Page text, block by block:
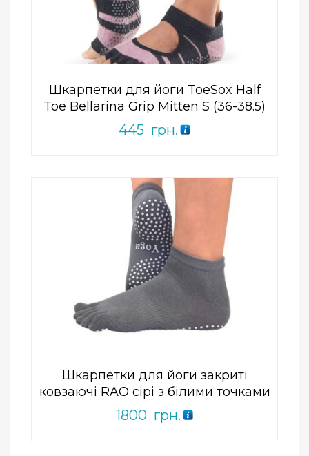
Шкарпетки для йоги ToeSox Half
Toe Bellarina Grip Mitten S (36-38.5)
445 грн.
Шкарпетки для йоги закриті
ковзаючі RAO сірі з білими точками
1800 грн.
ПРИДБАТИ
Add to Wishlist